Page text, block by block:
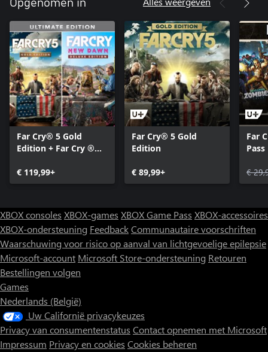
Opgenomen in
Far Cry® 5 Gold
Edition + Far Cry ®
Edition Bundle
€ 119,99+
Far Cry® 5 Gold
Edition
€ 89,99+
Far
Pass
€
XBOX consoles XBOX-games XBOX Game Pass XBOX-accessoires
XBOX-ondersteuning FeedbackCommunautaire voorschriften
Waarschuwing voor risico op aanval van lichtgevoelige epilepsie
Microsoft-account Microsoft Store-ondersteuning Retouren
Bestellingen volgen
Games
Nederlands (België)
Uw Californië privacykeuzes
Privacy van consumentenstatus Contact opnemen met Microsoft
Impressum Privacy en cookies Cookies beheren